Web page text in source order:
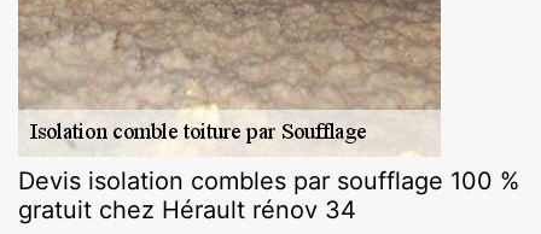
Devis isolation combles par soufflage 100 %
gratuit chez Hérault rénov 34